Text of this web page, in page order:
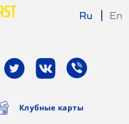
Ru En
Клубные карты